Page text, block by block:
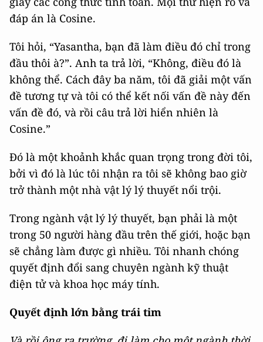
đáp án là Cosine.
Tôi hỏi, “Yasantha, bạn đã làm điều đó chỉ trong
đầu thôi à?”. Anh ta trả lời, “Không, điều đó là
không thể. Cách đây ba năm, tôi đã giải một vấn
đề tương tự và tôi có thể kết nối vấn đề này đến
vấn đề đó, và rồi câu trả lời hiển nhiên là
Cosine.”
Đó là một khoảnh khắc quan trọng trong đời tôi,
bởi vì đó là lúc tôi nhận ra tôi sẽ không bao giờ
trở thành một nhà vật lý lý thuyết nổi trội.
Trong ngành vật lý lý thuyết, bạn phải là một
trong 50 người hàng đầu trên thế giới, hoặc bạn
sẽ chẳng làm được gì nhiều. Tôi nhanh chóng
quyết định đổi sang chuyên ngành kỹ thuật
điện tử và khoa học máy tính.
Quyết định lớn bằng trái tim